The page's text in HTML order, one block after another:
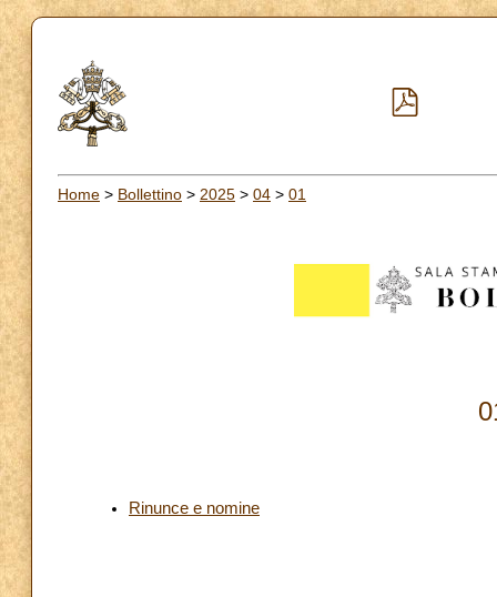
Home > Bollettino > 2025 > 04 > 01
Rinunce e nomine